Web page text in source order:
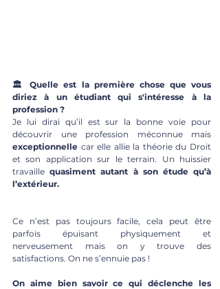
🏛 Quelle est la première chose que vous
diriez à un étudiant qui s'intéresse à la
profession ?
Je lui dirai qu’il est sur la bonne voie pour
exceptionnelle car elle allie la théorie du Droit
et son application sur le terrain. Un huissier
travaille quasiment autant à son étude qu’à
l’extérieur.
Ce n’est pas toujours facile, cela peut être
parfois épuisant physiquement et
nerveusement mais on y trouve des
satisfactions. On ne s’ennuie pas !
On aime bien savoir ce qui déclenche les